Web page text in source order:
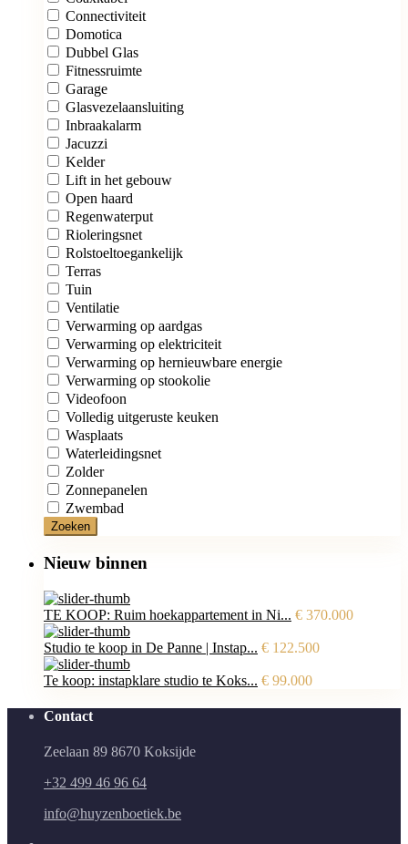
Connectiviteit
Domotica
Dubbel Glas
Fitnessruimte
Garage
Glasvezelaansluiting
Inbraakalarm
Jacuzzi
Kelder
Lift in het gebouw
Open haard
Regenwaterput
Rioleringsnet
Rolstoeltoegankelijk
Terras
Tuin
Ventilatie
Verwarming op aardgas
Verwarming op elektriciteit
Verwarming op hernieuwbare energie
Verwarming op stookolie
Videofoon
Volledig uitgeruste keuken
Wasplaats
Waterleidingsnet
Zolder
Zonnepanelen
Zwembad
Zoeken
Nieuw binnen
TE KOOP: Ruim hoekappartement in Ni... € 370.000
Studio te koop in De Panne | Instap... € 122.500
Te koop: instapklare studio te Koks... € 99.000
Contact
Zeelaan 89 8670 Koksijde
+32 499 46 96 64
info@huyzenboetiek.be